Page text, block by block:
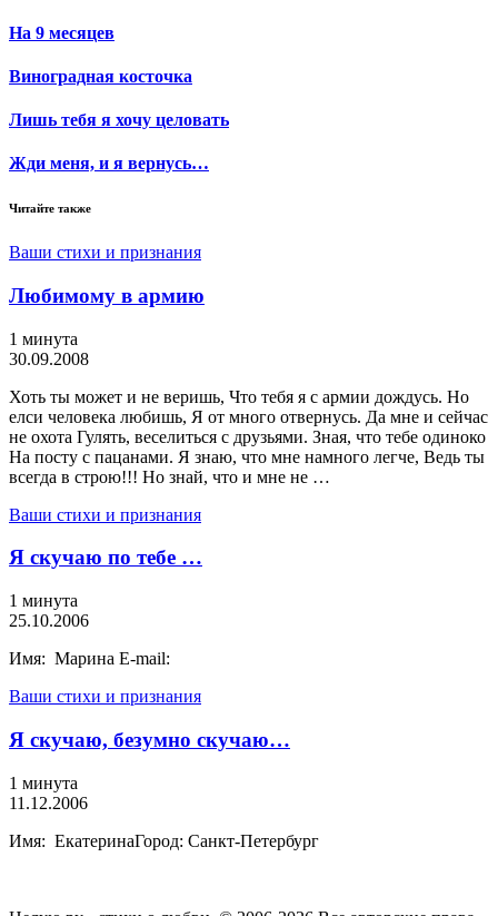
На 9 месяцев
Виноградная косточка
Лишь тебя я хочу целовать
Жди меня, и я вернусь…
Читайте также
Ваши стихи и признания
Любимому в армию
1 минута
30.09.2008
Хоть ты может и не веришь, Что тебя я с армии дождусь. Но
елси человека любишь, Я от много отвернусь. Да мне и сейчас
не охота Гулять, веселиться с друзьями. Зная, что тебе одиноко
На посту с пацанами. Я знаю, что мне намного легче, Ведь ты
всегда в строю!!! Но знай, что и мне не …
Ваши стихи и признания
Я скучаю по тебе …
1 минута
25.10.2006
Имя: Марина E-mail:
Ваши стихи и признания
Я скучаю, безумно скучаю…
1 минута
11.12.2006
Имя: ЕкатеринаГород: Санкт-Петербург